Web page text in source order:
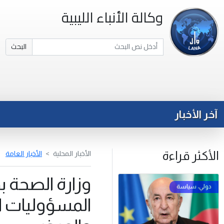
وكالة الأنباء الليبية
البحث
آخر الأخبار
الأكثر قراءة الأخبار المحلية الأخبار العامة
وزارة الصحة
المسؤوليات